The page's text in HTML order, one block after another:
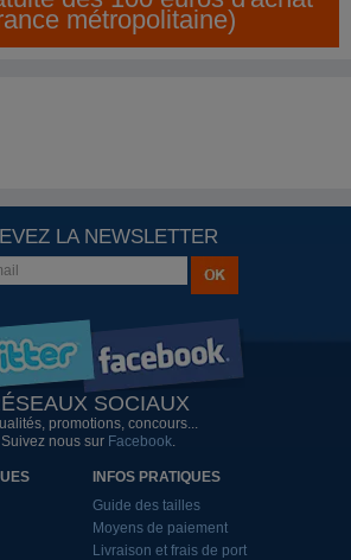
métropolitaine)
LA NEWSLETTER
SOCIAUX
promotions, concours...
Suivez nous sur Facebook.
INFOS PRATIQUES
Guide des tailles
Moyens de paiement
Livraison et frais de port